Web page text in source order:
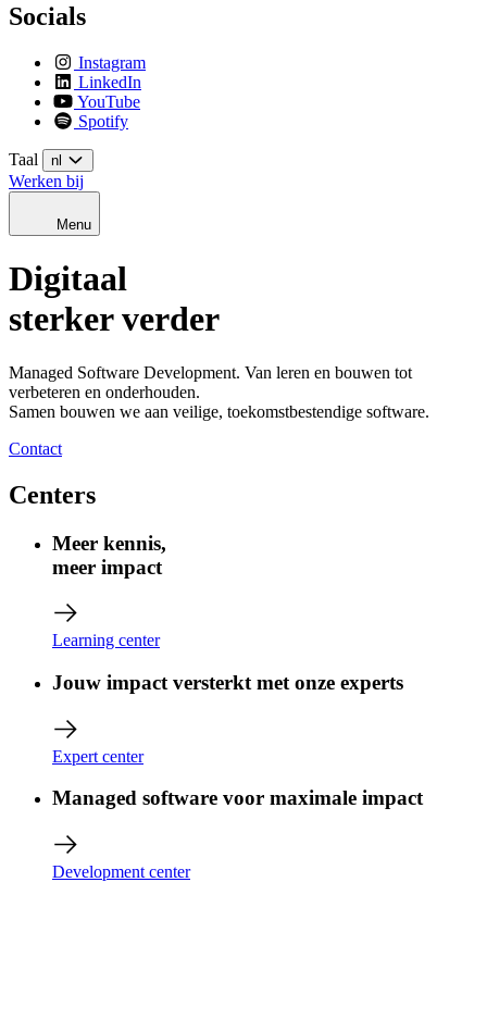
Socials
Instagram
LinkedIn
YouTube
Spotify
Taal nl
Werken bij
Menu
Digitaal
sterker verder
Managed Software Development. Van leren en bouwen tot
verbeteren en onderhouden.
Samen bouwen we aan veilige, toekomstbestendige software.
Contact
Centers
Meer kennis,
meer impact
Learning center
Jouw impact versterkt met onze experts
Expert center
Managed software voor maximale impact
Development center